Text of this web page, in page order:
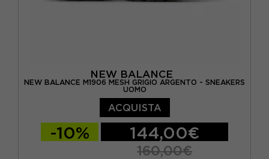
NEW BALANCE
NEW BALANCE M1906 MESH GRIGIO ARGENTO - SNEAKERS
UOMO
ACQUISTA
-10% 144,00€
160,00€